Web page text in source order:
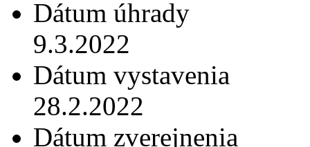
Dátum úhrady
9.3.2022
Dátum vystavenia
28.2.2022
Dátum zverejnenia